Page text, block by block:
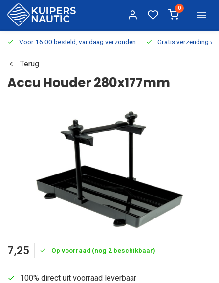
0
Voor 16:00 besteld, vandaag verzonden Gratis verzending
Terug
Accu Houder 280x177mm
7,25 Op voorraad (nog 2 beschikbaar)
100% direct uit voorraad leverbaar